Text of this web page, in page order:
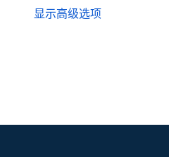
显示高级选项